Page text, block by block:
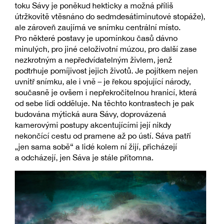
toku Sávy je poněkud hekticky a možná příliš
útržkovitě vtěsnáno do sedmdesátiminutové stopáže),
ale zároveň zaujímá ve snímku centrální místo.
Pro některé postavy je upomínkou časů dávno
minulých, pro jiné celoživotní múzou, pro další zase
nezkrotným a nepředvídatelným živlem, jenž
podtrhuje pomíjivost jejich životů. Je pojítkem nejen
uvnitř snímku, ale i vně – je řekou spojující národy,
současně je ovšem i nepřekročitelnou hranicí, která
od sebe lidi odděluje. Na těchto kontrastech je pak
budována mýtická aura Sávy, doprovázená
kamerovými postupy akcentujícími její nikdy
nekončící cestu od pramene až po ústí. Sáva patří
„jen sama sobě“ a lidé kolem ní žijí, přicházejí
a odcházejí, jen Sáva je stále přítomna.